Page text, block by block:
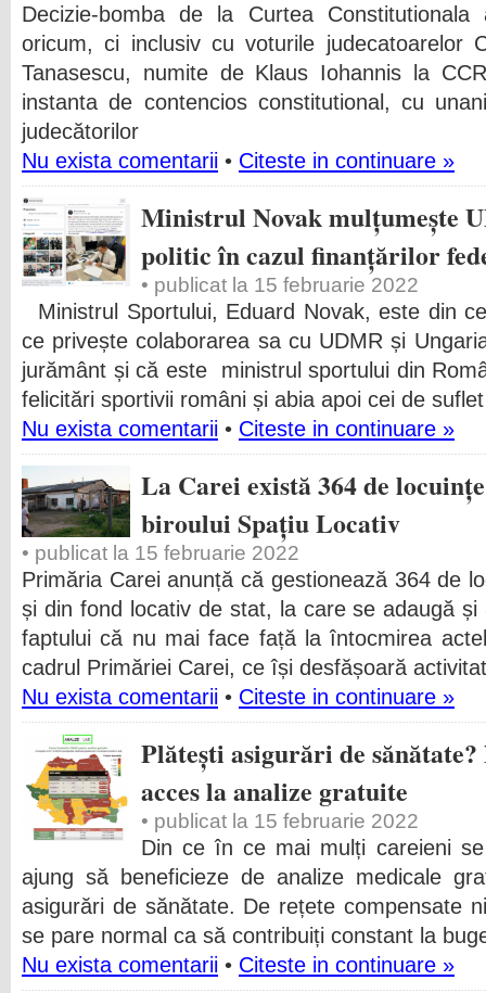
Decizie-bomba de la Curtea
oricum, ci inclusiv cu voturile judecatoarelor
Tanasescu, numite de Klaus Iohannis la
instanta de contencios constitutional, cu
judecătorilor
Nu exista comentarii • Citeste in continuare »
Ministrul Novak mulțumește
politic în cazul finanțărilor
• publicat la 15 februarie 2022
Ministrul Sportului, Eduard Novak, este din
ce privește colaborarea sa cu UDMR și
jurământ și că este ministrul sportului din
felicitări sportivii români și abia apoi cei de suflet
Nu exista comentarii • Citeste in continuare »
La Carei există 364 de
biroului Spațiu Locativ
• publicat la 15 februarie 2022
Primăria Carei anunță că gestionează 364 de
și din fond locativ de stat, la care se adaugă
faptului că nu mai face față la întocmirea
cadrul Primăriei Carei, ce își desfășoară
Nu exista comentarii • Citeste in continuare »
Plătești asigurări de
acces la analize gratuite
• publicat la 15 februarie 2022
Din ce în ce mai mulți careieni
ajung să beneficieze de analize medicale
asigurări de sănătate. De rețete compensate
se pare normal ca să contribuiți constant la
Nu exista comentarii • Citeste in continuare »